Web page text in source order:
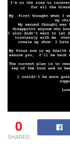
0
SHARES